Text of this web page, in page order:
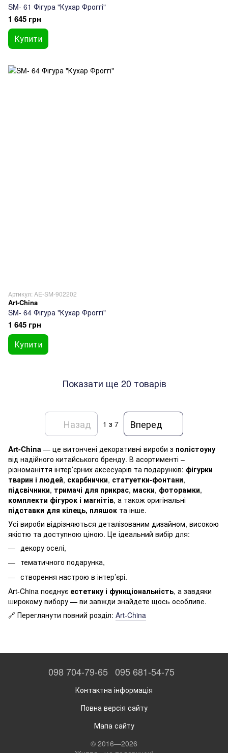
SM- 61 Фігура "Кухар Фроггі"
1 645 грн
Купити
Артикул: AE-SM-902202
Art-China
SM- 64 Фігура "Кухар Фроггі"
1 645 грн
Купити
Показати ще 20 товарів
Назад 1 з 7 Вперед
Art-China — це витончені декоративні вироби з полістоуну
від надійного китайського бренду. В асортименті –
різноманіття інтер’єрних аксесуарів та подарунків: фігурки
тварин і людей, скарбнички, статуетки-фонтани,
підсвічники, тримачі для прикрас, маски, фоторамки,
комплекти фігурок і магнітів, а також оригінальні
підставки для кілець, пляшок та інше.
Усі вироби відрізняються деталізованим дизайном, високою
якістю та доступною ціною. Це ідеальний вибір для:
декору оселі,
тематичного подарунка,
створення настрою в інтер’єрі.
Art-China поєднує естетику і функціональність, а завдяки
широкому вибору — ви завжди знайдете щось особливе.
🔗 Переглянути повний розділ: Art-China
098 704-79-65 095 681-54-75
Контактна інформація
Повна версія сайту
Мапа сайту
© 2016—2026